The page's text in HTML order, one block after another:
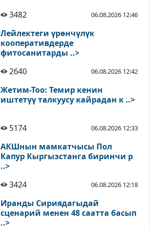
3482 06.08.2026 12:46
Лейлектеги үрөнчүлүк
кооперативдерде
фитосанитарды ..>
2640
06.08.2026 12:42
Жетим-Тоо: Темир кенин
иштетүү талкуусу кайрадан к ..>
5174 06.08.2026 12:33
АКШнын мамкатчысы Пол
Капур Кыргызстанга биринчи р
..>
3424
06.08.2026 12:18
Иранды Сириядагыдай
сценарий менен 48 саатта басып
..>